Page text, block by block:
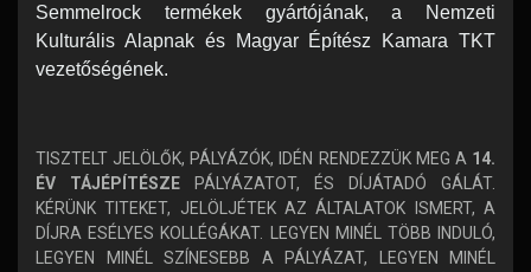
Semmelrock termékek gyártójának, a
Nemzeti
Kulturális Alapnak és Magyar Építész Kamara TKT
vezetőségének.
TISZTELT JELÖLŐK, PÁLYÁZÓK, IDÉN RENDEZZÜK MEG A 14.
ÉV TÁJÉPÍTÉSZE PÁLYÁZATOT, ÉS DÍJÁTADÓ GÁLÁT.
KÉRÜNK TITEKET, JELÖLJÉTEK AZ ÁLTALATOK ISMERT, A
DÍJRA ESÉLYES KOLLÉGÁKAT. LEGYEN MINÉL TÖBB INDULÓ,
LEGYEN MINÉL SZÍNESEBB A PÁLYÁZAT, LEGYEN MINÉL